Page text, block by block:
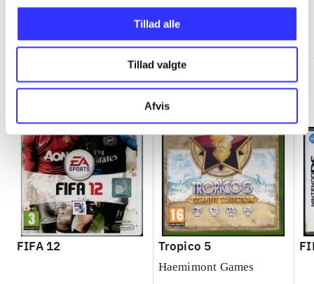
Tillad alle
Tillad valgte
Afvis
FIFA 12 Tropico 5
Haemimont Games